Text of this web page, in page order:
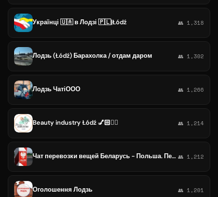
Українці 🇺🇦 в Лодзі 🇵🇱|Łódź 👥 1,318
Лодзь (Łódź) Барахолка / отдам даром 👥 1,302
Лодзь ЧатіООО 👥 1,266
Beauty industry Łódź 💅🏻💇‍♂️ 👥 1,214
Чат перевозки вещей Беларусь - Польша. Переезд РБ - РП. Помощь в перевозке. Вроцлав, Лодзь, Варшава, Гданьск, Краков, Белосток 👥 1,212
Оголошення Лодзь 👥 1,201